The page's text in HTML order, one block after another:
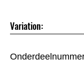
Variation: